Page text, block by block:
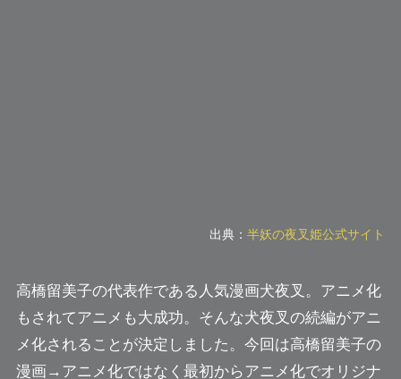
出典：半妖の夜叉姫公式サイト
高橋留美子の代表作である人気漫画犬夜叉。アニメ化
もされてアニメも大成功。そんな犬夜叉の続編がアニ
メ化されることが決定しました。今回は高橋留美子の
漫画→アニメ化ではなく最初からアニメ化でオリジナ